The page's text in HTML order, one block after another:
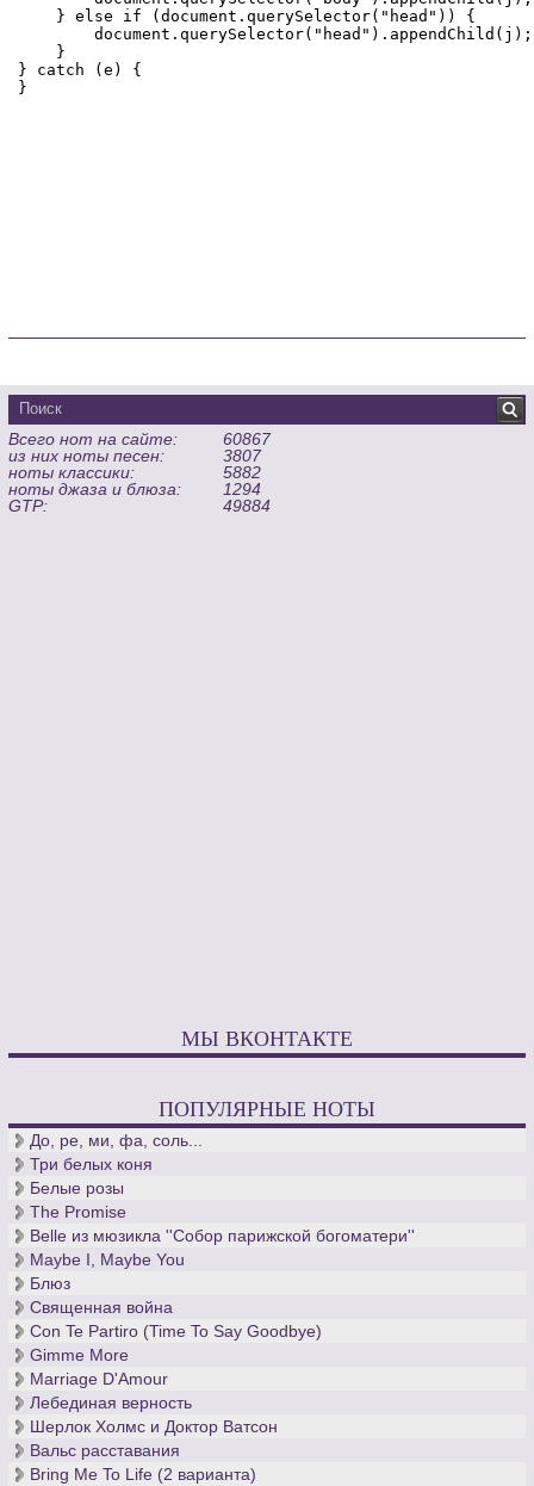
Всего нот на сайте:
60867
из них ноты песен:
3807
ноты классики:
5882
ноты джаза и блюза:
1294
GTP:
49884
МЫ ВКОНТАКТЕ
ПОПУЛЯРНЫЕ НОТЫ
До, ре, ми, фа, соль...
Три белых коня
Белые розы
The Promise
Belle из мюзикла ''Собор парижской богоматери''
Maybe I, Maybe You
Блюз
Священная война
Con Te Partiro (Time To Say Goodbye)
Gimme More
Marriage D'Amour
Лебединая верность
Шерлок Холмс и Доктор Ватсон
Вальс расставания
Bring Me To Life (2 варианта)